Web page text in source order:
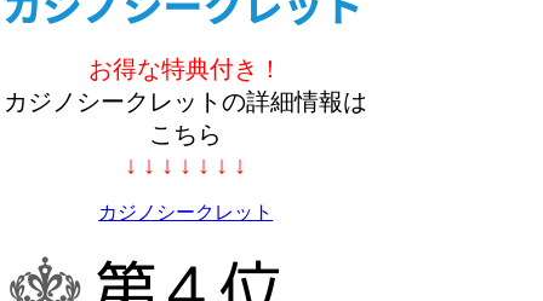
お得な特典付き！
カジノシークレットの詳細情報は
こちら
↓ ↓ ↓ ↓ ↓ ↓ ↓
カジノシークレット